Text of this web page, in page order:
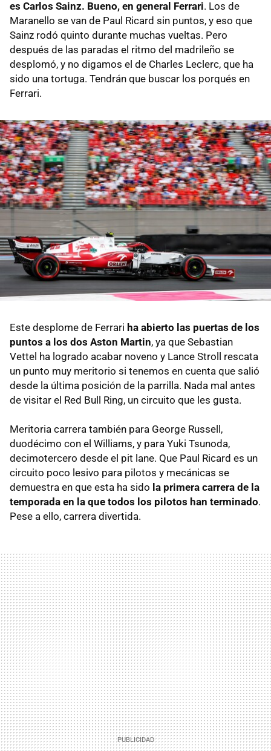
es Carlos Sainz. Bueno, en general Ferrari. Los de
Maranello se van de Paul Ricard sin puntos, y eso que
Sainz rodó quinto durante muchas vueltas. Pero
después de las paradas el ritmo del madrileño se
desplomó, y no digamos el de Charles Leclerc, que ha
sido una tortuga. Tendrán que buscar los porqués en
Ferrari.
Este desplome de Ferrari ha abierto las puertas de los
puntos a los dos Aston Martin, ya que Sebastian
Vettel ha logrado acabar noveno y Lance Stroll rescata
un punto muy meritorio si tenemos en cuenta que salió
desde la última posición de la parrilla. Nada mal antes
de visitar el Red Bull Ring, un circuito que les gusta.
Meritoria carrera también para George Russell,
duodécimo con el Williams, y para Yuki Tsunoda,
decimotercero desde el pit lane. Que Paul Ricard es un
circuito poco lesivo para pilotos y mecánicas se
demuestra en que esta ha sido la primera carrera de la
temporada en la que todos los pilotos han terminado.
Pese a ello, carrera divertida.